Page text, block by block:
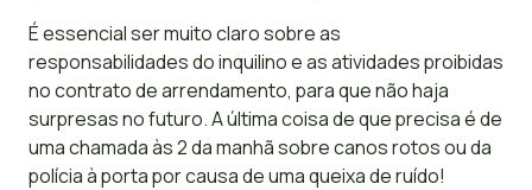
É essencial ser muito claro sobre as
responsabilidades do inquilino e as atividades proibidas
no contrato de arrendamento, para que não haja
surpresas no futuro. A última coisa de que precisa é de
uma chamada às 2 da manhã sobre canos rotos ou da
polícia à porta por causa de uma queixa de ruído!